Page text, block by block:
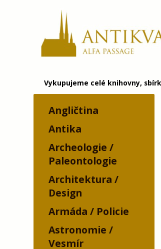
Vykupujeme celé knihovny,
Angličtina
Antika
Archeologie /
Paleontologie
Architektura /
Design
Armáda / Policie
Astronomie /
Vesmír